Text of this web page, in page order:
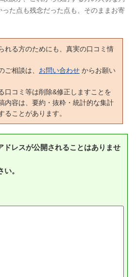
た点も残念だった点も、そのままお寄
れる方のためにも、真実の口コミ情
ご相談は、 お問い合わせ からお願い
口コミ等は削除&修正しますことを
内容は、要約・抜粋・統計的な集計
ることがあります。
ドレスが公開されることはありませ
。